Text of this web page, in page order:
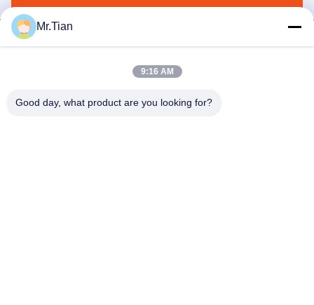
Co., Ltd.
Mr.Tian
9:16 AM
Good day, what product are you looking for?